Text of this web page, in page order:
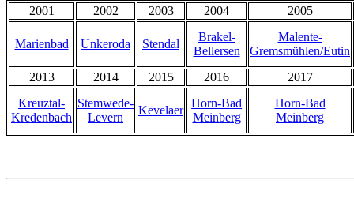
2001 2002 2003 2004 2005
Marienbad Unkeroda Stendal
Brakel-
Bellersen
Malente-
Gremsmühlen/Eutin
2013
2014 2015 2016
2017
Kreuztal-
Kredenbach
Stemwede-
Levern
Kevelaer
Horn-Bad
Meinberg
Horn-Bad
Meinberg